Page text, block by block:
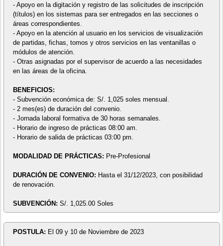
- Apoyo en la digitación y registro de las solicitudes de inscripción
(títulos) en los sistemas para ser entregados en las secciones o
áreas correspondientes.
- Apoyo en la atención al usuario en los servicios de visualización
de partidas, fichas, tomos y otros servicios en las ventanillas o
módulos de atención.
- Otras asignadas por el supervisor de acuerdo a las necesidades
en las áreas de la oficina.
BENEFICIOS:
- Subvención económica de: S/. 1,025 soles mensual.
- 2 mes(es) de duración del convenio.
- Jornada laboral formativa de 30 horas semanales.
- Horario de ingreso de prácticas 08:00 am.
- Horario de salida de prácticas 03:00 pm.
MODALIDAD DE PRÁCTICAS: Pre-Profesional
DURACIÓN DE CONVENIO: Hasta el 31/12/2023, con posibilidad
de renovación.
SUBVENCIÓN: S/. 1,025.00 Soles
POSTULA: El 09 y 10 de Noviembre de 2023